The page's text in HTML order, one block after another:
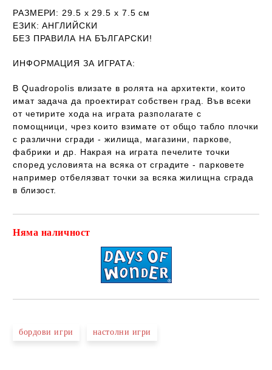
РАЗМЕРИ: 29.5 х 29.5 х 7.5см
ЕЗИК: АНГЛИЙСКИ
БЕЗ ПРАВИЛА НА БЪЛГАРСКИ!
ИНФОРМАЦИЯ ЗА ИГРАТА:
В Quadropolis влизате в ролята на архитекти, които
имат задача да проектират собствен град. Във всеки
от четирите хода на играта разполагате с
помощници, чрез които взимате от общо табло плочки
с различни сгради - жилища, магазини, паркове,
фабрики и др. Накрая на играта печелите точки
според условията на всяка от сградите - парковете
например отбелязват точки за всяка жилищна сграда
в близост.
Няма наличност
бордови игри настолни игри